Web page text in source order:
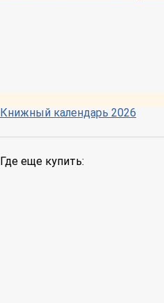
Книжный календарь 2026
Где еще купить: